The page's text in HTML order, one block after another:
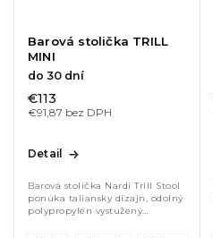
Barová stolička TRILL
MINI
do 30 dní
€91,87 bez DPH
€113
Detail
Barová stolička Nardi Trill Stool
ponúka taliansky dizajn, odolný
polypropylén vystužený